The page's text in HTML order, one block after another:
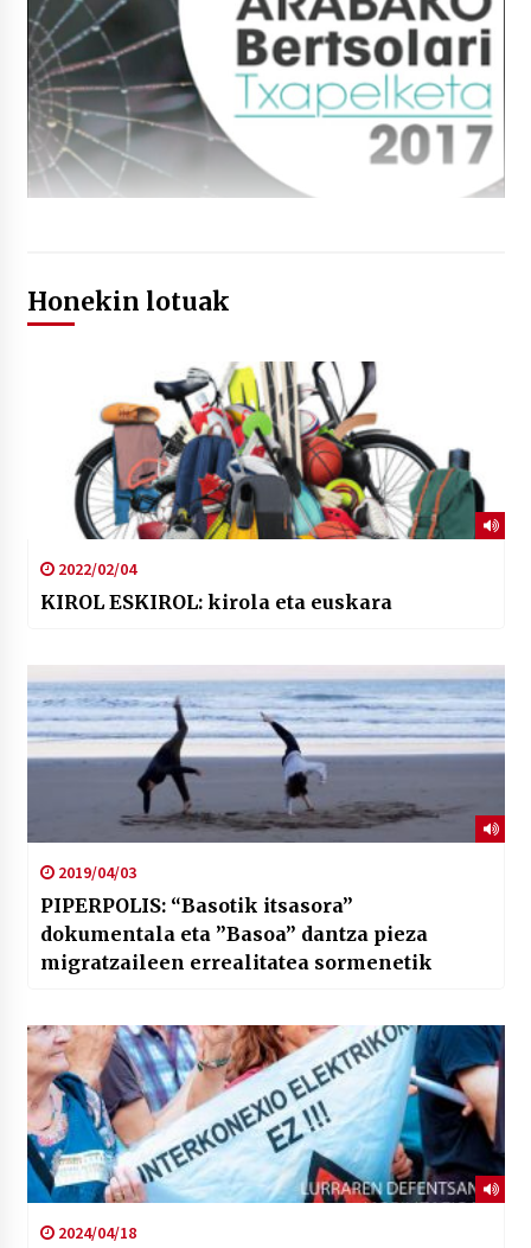
Honekin lotuak
2022/02/04
KIROL ESKIROL: kirola eta euskara
2019/04/03
PIPERPOLIS: “Basotik itsasora”
dokumentala eta ”Basoa” dantza pieza
migratzaileen errealitatea sormenetik
2024/04/18